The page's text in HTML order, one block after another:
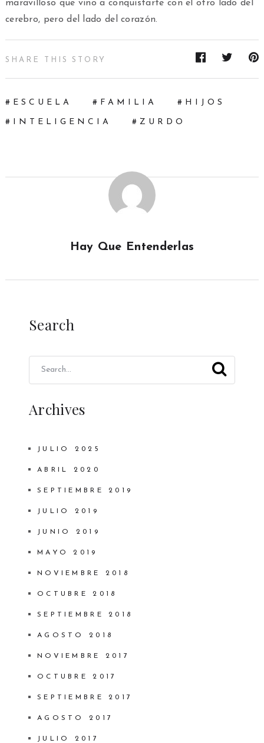
maravilloso que vino a conquistarte con el otro lado del
cerebro, pero del lado del corazón.
SHARE THIS STORY
ESCUELA FAMILIA HIJOS
INTELIGENCIA ZURDO
Hay Que Entenderlas
Search
Archives
JULIO 2025
ABRIL 2020
SEPTIEMBRE 2019
JULIO 2019
JUNIO 2019
MAYO 2019
NOVIEMBRE 2018
OCTUBRE 2018
SEPTIEMBRE 2018
AGOSTO 2018
NOVIEMBRE 2017
OCTUBRE 2017
SEPTIEMBRE 2017
AGOSTO 2017
JULIO 2017